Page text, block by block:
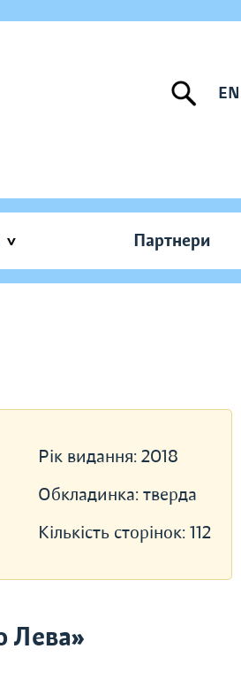
EN
Партнери
Рік видання: 2018
Обкладинка: тверда
Кількість сторінок: 112
Лева»